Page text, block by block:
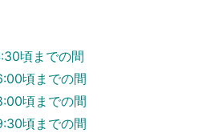
頃までの間
頃までの間
頃までの間
頃までの間